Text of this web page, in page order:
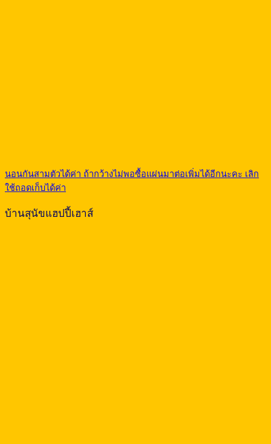
นอนกันสามตัวได้ค่า ถ้ากว้างไม่พอซื้อแผ่นมาต่อเพิ่มได้อีกนะคะ เลิก
ใช้ถอดเก็บได้ค่า
บ้านสุนัขแฮปปี้เฮาส์